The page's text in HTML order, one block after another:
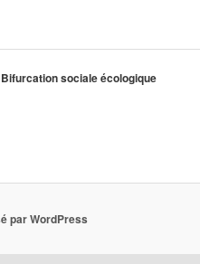
sociale écologique
par WordPress